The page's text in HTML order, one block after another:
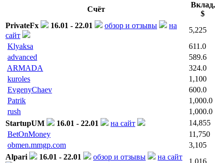
Счёт
Вклад,
$
PrivateFx
16.01 - 22.01 обзор и отзывы
на
сайт
5,225
Klyaksa
611.0
advanced
589.6
ARMADA
324.0
kuroles
1,100
EvgenyChaev
600.0
Patrik
1,000.0
rush
1,000.0
StartupUM
16.01 - 22.01 на сайт
14,855
BetOnMoney
11,750
obmen.mmgp.com
3,105
Alpari
16.01 - 22.01 обзор и отзывы на сайт